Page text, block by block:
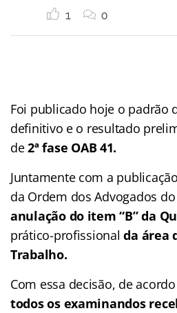
1 0
Foi publicado hoje o padrão
definitivo e o resultado
de2ª fase OAB 41.
Juntamente com a
da Ordem dos Advogados
anulação do item “B” da
prático-profissionalda área
Trabalho.
Com essa decisão, de
todos os examinandos